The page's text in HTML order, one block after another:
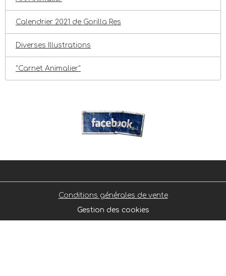
Calendrier 2021 de Gorilla Res
Diverses Illustrations
"Carnet Animalier"
Conditions générales de vente
Gestion des cookies